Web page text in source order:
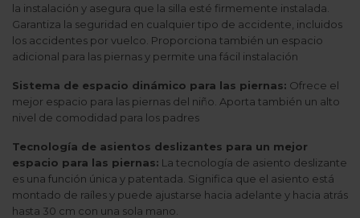
la instalación y asegura que la silla esté firmemente instalada.
Garantiza la seguridad en cualquier tipo de accidente, incluidos
los accidentes por vuelco. Proporciona también un espacio
adicional para las piernas y permite una fácil instalación
Sistema de espacio dinámico para las piernas: Ofrece el
mejor espacio para las piernas del niño. Aporta también un alto
nivel de comodidad para los padres
Tecnología de asientos deslizantes para un mejor
espacio para las piernas: La tecnología de asiento deslizante
es una función única y patentada. Significa que el asiento está
montado de raíles y puede ajustarse hacia adelante y hacia atrás
hasta 30 cm con una sola mano.